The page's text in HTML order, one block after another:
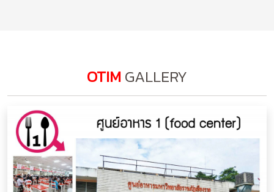
OTIMGALLERY